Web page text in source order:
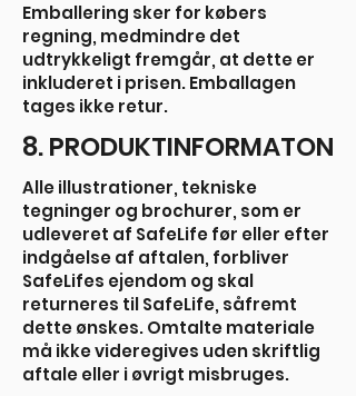
Emballering sker for købers
regning, medmindre det
udtrykkeligt fremgår, at dette er
inkluderet i prisen. Emballagen
tages ikke retur.
8. PRODUKTINFORMATON
Alle illustrationer, tekniske
tegninger og brochurer, som er
udleveret af SafeLife før eller efter
indgåelse af aftalen, forbliver
SafeLifes ejendom og skal
returneres til SafeLife, såfremt
dette ønskes. Omtalte materiale
må ikke videregives uden skriftlig
aftale eller i øvrigt misbruges.